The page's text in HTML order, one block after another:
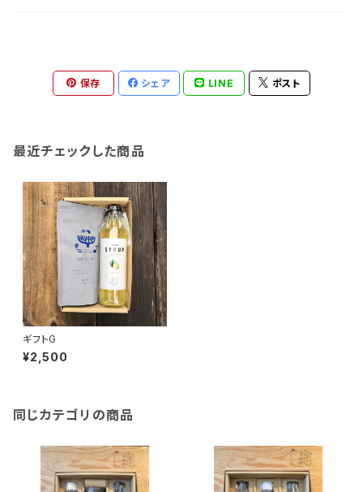
保存 シェア LINE ポスト
最近チェックした商品
ギフトG
¥2,500
同じカテゴリの商品